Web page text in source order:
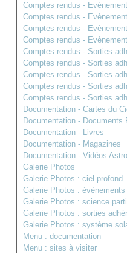
Comptes rendus -
Comptes rendus -
Comptes rendus -
Comptes rendus -
Comptes rendus - Sorties
Comptes rendus - Sorties
Comptes rendus - Sorties
Comptes rendus - Sorties
Comptes rendus - Sorties
Documentation - Cartes du
Documentation - Documents
Documentation - Livres
Documentation - Magazines
Documentation - Vidéos Astro
Galerie Photos
Galerie Photos : ciel profond
Galerie Photos : évènements
Galerie Photos : science
Galerie Photos : sorties
Galerie Photos : système
Menu : documentation
Menu : sites à visiter